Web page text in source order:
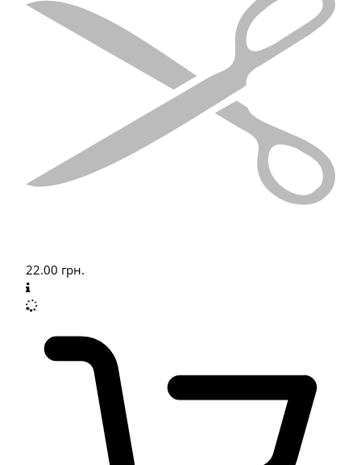
22.00 грн.